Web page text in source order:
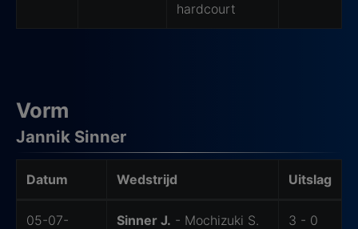
hardcourt
Vorm
Jannik Sinner
Datum Wedstrijd Uitslag
05-07-
Sinner J. - Mochizuki S. 3 - 0